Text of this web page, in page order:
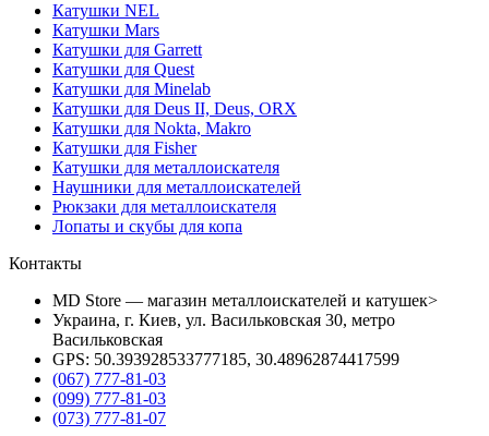
Катушки NEL
Катушки Mars
Катушки для Garrett
Катушки для Quest
Катушки для Minelab
Катушки для Deus II, Deus, ORX
Катушки для Nokta, Makro
Катушки для Fisher
Катушки для металлоискателя
Наушники для металлоискателей
Рюкзаки для металлоискателя
Лопаты и скубы для копа
Контакты
MD Store — магазин металлоискателей и катушек>
Украина, г. Киев, ул. Васильковская 30, метро
Васильковская
GPS: 50.393928533777185, 30.48962874417599
(067) 777-81-03
(099) 777-81-03
(073) 777-81-07